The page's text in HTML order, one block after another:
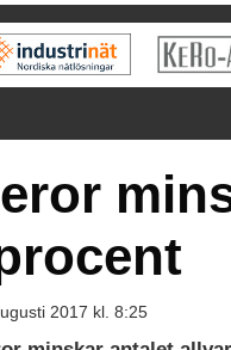
2017 kl. 8:25